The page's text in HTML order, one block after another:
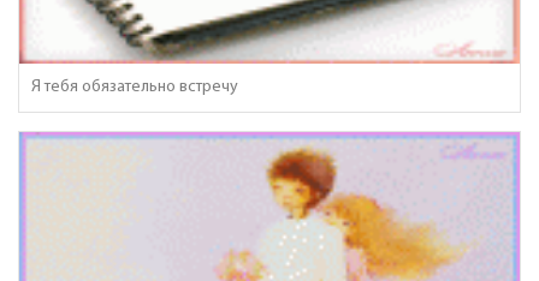
Я тебя обязательно встречу